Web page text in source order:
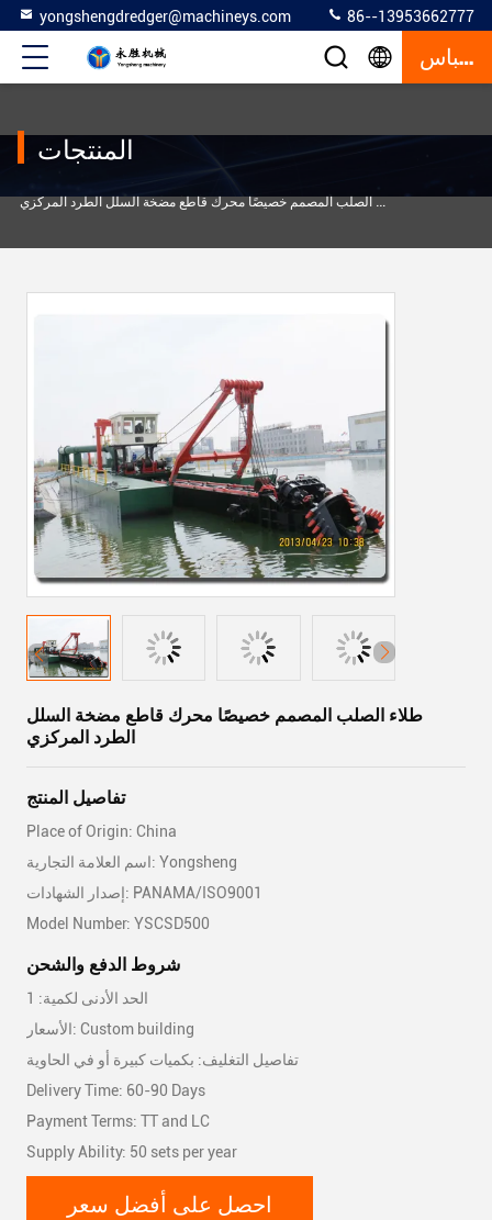
yongshengdredger@machineys.com 86--13953662777
إقتباس
المنتجات
> طلاء الصلب المصمم خصيصًا محرك قاطع مضخة السلل الطرد المركزي
طلاء الصلب المصمم خصيصًا محرك قاطع مضخة السلل
الطرد المركزي
تفاصيل المنتج
Place of Origin: China
اسم العلامة التجارية: Yongsheng
إصدار الشهادات: PANAMA/ISO9001
Model Number: YSCSD500
شروط الدفع والشحن
الحد الأدنى لكمية: 1
الأسعار: Custom building
تفاصيل التغليف: بكميات كبيرة أو في الحاوية
Delivery Time: 60-90 Days
Payment Terms: TT and LC
Supply Ability: 50 sets per year
احصل على أفضل سعر